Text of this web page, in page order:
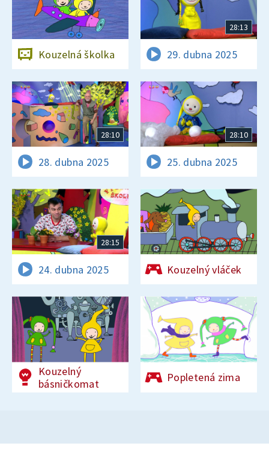
Kouzelná školka
28:13
29. dubna 2025
28:10
28. dubna 2025
28:10
25. dubna 2025
28:15
24. dubna 2025 Kouzelný vláček
Kouzelný
básničkomat
Popletená zima